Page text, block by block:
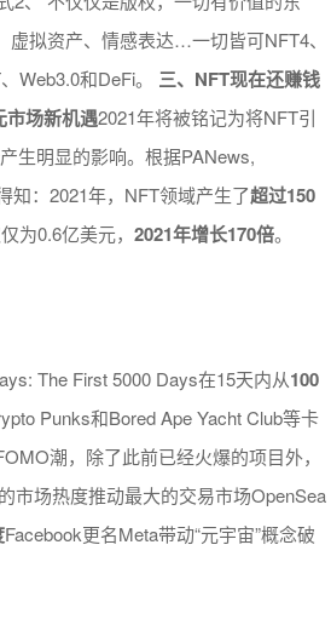
拟资产、情感表达…一切皆可NFT4、
Web3.0和DeFi。 三、NFT现在还赚钱
场新机遇2021年将被铭记为将NFT引
生明显的影响。根据PANews,
知：2021年，NFT领域产生了超过150
为0.6亿美元， 2021年增长170倍。
The First 5000 Days在15天内从100
Punks和Bored Ape Yacht Club等卡
潮，除了此前已经火爆的项目外，
市场热度推动最大的交易市场OpenSea
Facebook更名Meta带动“元宇宙”概念破